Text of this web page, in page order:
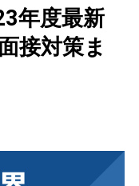
年度最新
接対策ま